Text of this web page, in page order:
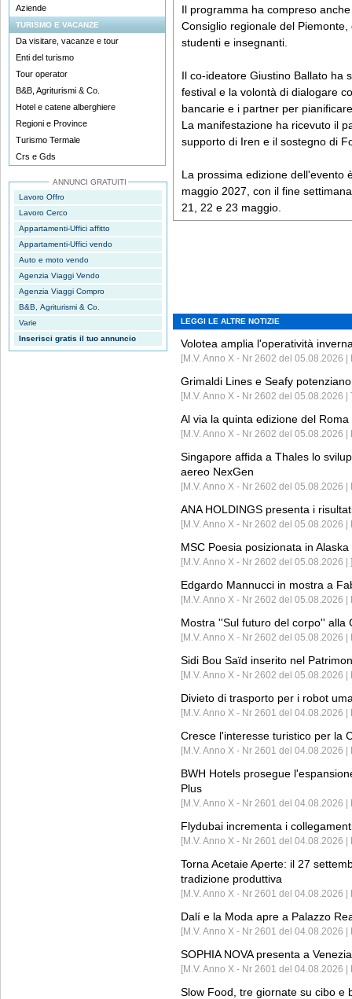
Aziende
TURISMO E VACANZE
Da visitare, vacanze e tour
Enti del turismo
Tour operator
B&B, Agriturismi & Co.
Hotel e catene alberghiere
Regioni e Province
Turismo Termale
Crs e Gds
ANNUNCI GRATUITI
Lavoro Offro
Lavoro Cerco
Appartamenti-Uffici affitto
Appartamenti-Uffici vendo
Auto e moto vendo
Agenzia Viaggi Vendo
Agenzia Viaggi Compro
B&B, Agriturismi & Co.
Varie
Inserisci gratis il tuo annuncio
Il programma ha compreso
Consiglio regionale del
studenti e insegnanti.
Il co-ideatore Giustino Ballato ha
festival e la volontà di dialogare
bancarie e i partner per
La manifestazione ha ricevuto il
supporto di Iren e il sostegno di
La prossima edizione dell'evento
maggio 2027, con il fine
21, 22 e 23 maggio.
LEGGI LE ALTRE NOTIZIE
Volotea amplia l'operatività
[M.V. Anno X - Nr 2602 del 05.08.2026 |
Grimaldi Lines e Seafy
[M.V. Anno X - Nr 2602 del 05.08.2026 |
Al via la quinta edizione del
[M.V. Anno X - Nr 2602 del 05.08.2026 |
Singapore affida a Thales lo
aereo NexGen
[M.V. Anno X - Nr 2602 del 05.08.2026
ANA HOLDINGS presenta i
[M.V. Anno X - Nr 2602 del 05.08.2026
MSC Poesia posizionata in
[M.V. Anno X - Nr 2602 del 05.08.2026 | ]
Edgardo Mannucci in mostra a
[M.V. Anno X - Nr 2602 del 05.08.2026 |
Mostra ''Sul futuro del corpo'' alla
[M.V. Anno X - Nr 2602 del 05.08.2026
Sidi Bou Saïd inserito nel
[M.V. Anno X - Nr 2602 del 05.08.2026
Divieto di trasporto per i robot
[M.V. Anno X - Nr 2601 del 04.08.2026
Cresce l'interesse turistico per la
[M.V. Anno X - Nr 2601 del 04.08.2026 |
BWH Hotels prosegue
Plus
[M.V. Anno X - Nr 2601 del 04.08.2026 |
Flydubai incrementa i
[M.V. Anno X - Nr 2601 del 04.08.2026 |
Torna Acetaie Aperte: il 27
tradizione produttiva
[M.V. Anno X - Nr 2601 del 04.08.2026 |
Dalí e la Moda apre a Palazzo
[M.V. Anno X - Nr 2601 del 04.08.2026 |
SOPHIA NOVA presenta a
[M.V. Anno X - Nr 2601 del 04.08.2026
Slow Food, tre giornate su cibo e